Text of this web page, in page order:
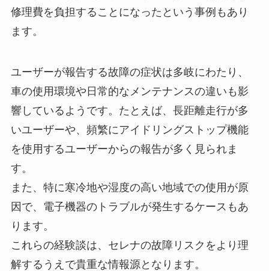
修理費を負担することになったという事例もあり
ます。
ユーザーが報告する故障の症状は多岐にわたり、
車の使用環境や日常的なメンテナンスの違いも影
響しているようです。たとえば、長距離走行が多
いユーザーや、頻繁にアイドリングストップ機能
を使用するユーザーからの報告が多く見られま
す。
また、特に寒冷地や湿度の高い地域での使用が原
因で、電子機器のトラブルが発生するケースもあ
ります。
これらの経験談は、セレナの故障リスクをより理
解するうえで貴重な情報源となります。